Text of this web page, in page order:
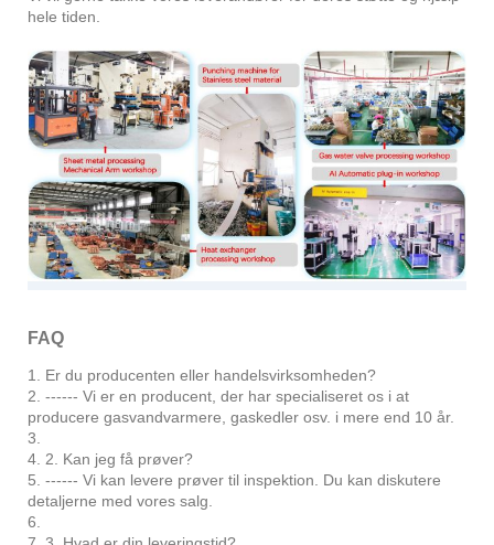
hele tiden.
FAQ
1. Er du producenten eller handelsvirksomheden?
2. ------ Vi er en producent, der har specialiseret os i at
producere gasvandvarmere, gaskedler osv. i mere end 10 år.
3.
4. 2. Kan jeg få prøver?
5. ------ Vi kan levere prøver til inspektion. Du kan diskutere
detaljerne med vores salg.
6.